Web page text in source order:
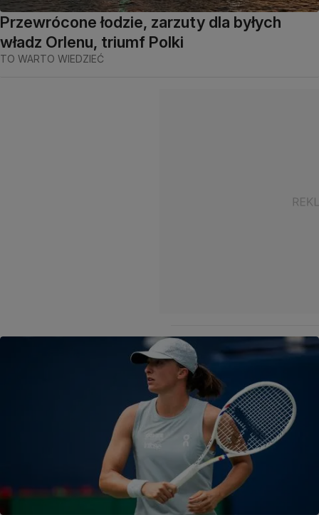
Przewrócone łodzie, zarzuty dla byłych
władz Orlenu, triumf Polki
TO WARTO WIEDZIEĆ